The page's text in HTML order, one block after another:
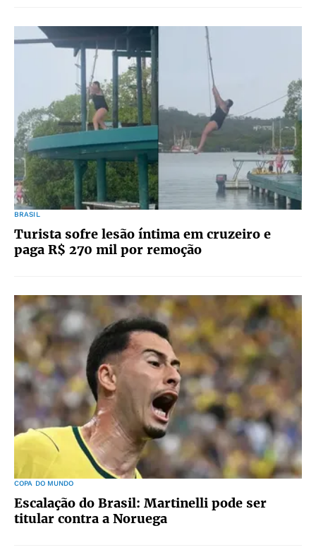
BRASIL
Turista sofre lesão íntima em cruzeiro e
paga R$ 270 mil por remoção
COPA DO MUNDO
Escalação do Brasil: Martinelli pode ser
titular contra a Noruega